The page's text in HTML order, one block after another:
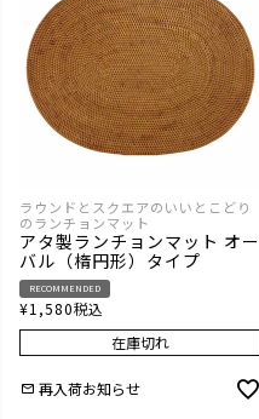
ラウンドとスクエアのいいとこどり
のランチョンマット
アタ製ランチョンマット オー
バル（楕円形）タイプ
RECOMMENDED
¥1,580税込
在庫切れ
再入荷お知らせ